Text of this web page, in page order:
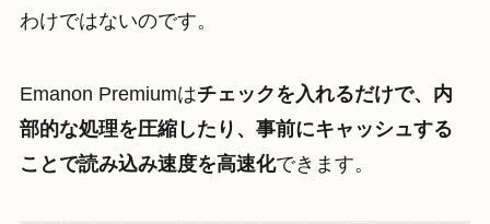
わけではないのです。
Emanon Premiumはチェックを入れるだけで、内
部的な処理を圧縮したり、事前にキャッシュする
ことで読み込み速度を高速化できます。